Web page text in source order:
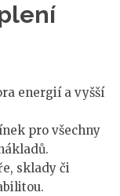
energií a vyšší
pro všechny
sklady či